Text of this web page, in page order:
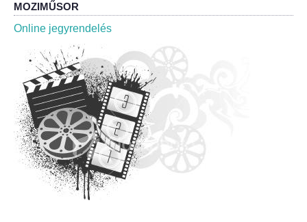
MOZIMŰSOR
Online jegyrendelés